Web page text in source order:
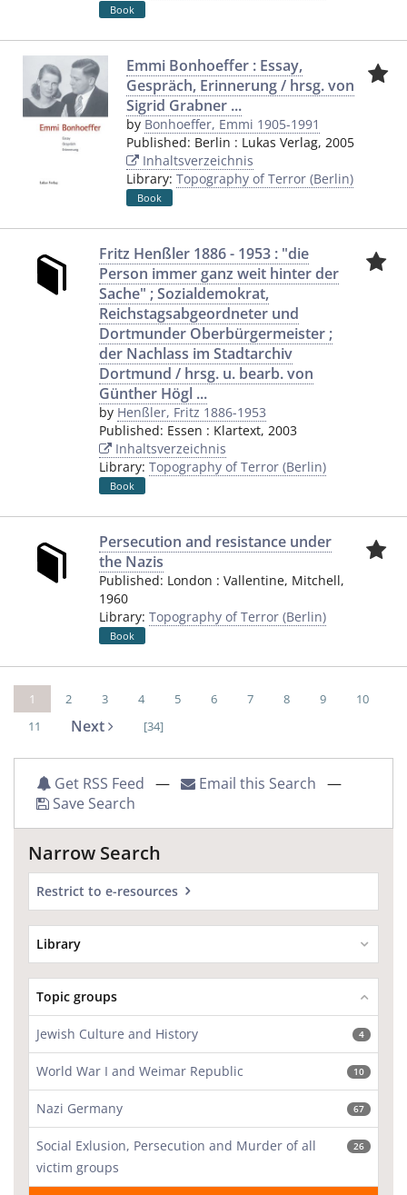
Book
Emmi Bonhoeffer : Essay,
Gespräch, Erinnerung / hrsg. von
Sigrid Grabner ...
by Bonhoeffer, Emmi 1905-1991
Published: Berlin : Lukas Verlag, 2005
Inhaltsverzeichnis
Library: Topography of Terror (Berlin)
Book
Fritz Henßler 1886 - 1953 : "die
Person immer ganz weit hinter der
Sache" ; Sozialdemokrat,
Reichstagsabgeordneter und
Dortmunder Oberbürgermeister ;
der Nachlass im Stadtarchiv
Dortmund / hrsg. u. bearb. von
Günther Högl ...
by Henßler, Fritz 1886-1953
Published: Essen : Klartext, 2003
Inhaltsverzeichnis
Library: Topography of Terror (Berlin)
Book
Persecution and resistance under
the Nazis
Published: London : Vallentine, Mitchell,
1960
Library: Topography of Terror (Berlin)
Book
1 2 3 4 5 6 7 8 9
10
11
Next [34]
Get RSS Feed — Email this Search —
Save Search
Narrow Search
Restrict to e-resources
Library
Topic groups
Jewish Culture and History 4
World War I and Weimar Republic 10
Nazi Germany 67
Social Exlusion, Persecution and Murder of all
victim groups
26